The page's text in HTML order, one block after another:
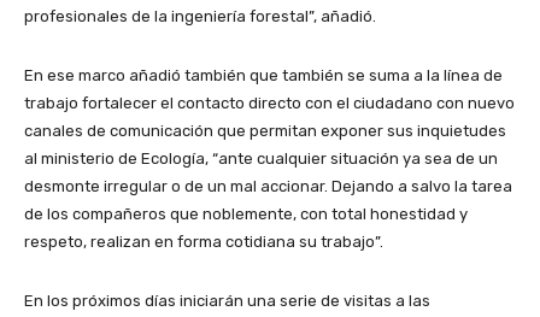
profesionales de la ingeniería forestal”, añadió.
En ese marco añadió también que también se suma a la línea de
trabajo fortalecer el contacto directo con el ciudadano con nuevo
canales de comunicación que permitan exponer sus inquietudes
al ministerio de Ecología, “ante cualquier situación ya sea de un
desmonte irregular o de un mal accionar. Dejando a salvo la tarea
de los compañeros que noblemente, con total honestidad y
respeto, realizan en forma cotidiana su trabajo”.
En los próximos días iniciarán una serie de visitas a las